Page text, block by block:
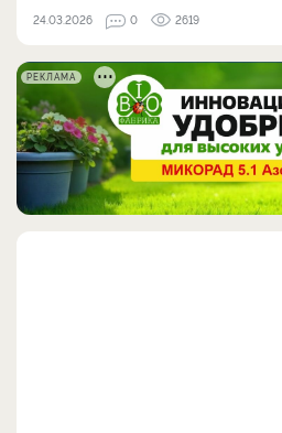
24.03.2026 0 2619
РЕКЛАМА